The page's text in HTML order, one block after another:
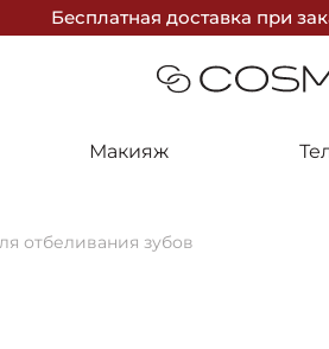
Бесплатная доставка при
Макияж
отбеливания зубов